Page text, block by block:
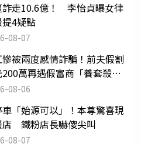
詐走10.6億！ 李怡貞曝女律
4疑點
08-07
被兩度感情詐騙！前夫假割
萬再遇假富商「養套殺
」08-06
「始源可以」！本尊驚喜現
店 鐵粉店長嚇傻尖叫
08-07